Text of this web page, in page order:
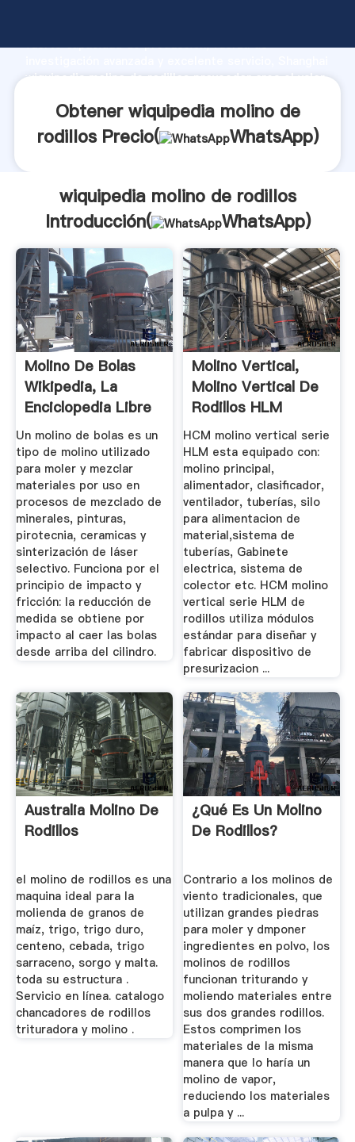
fuerte capacidad de producción, fuerza de
wiquipedia molino de rodillos proveedor crea el valor
Obtener wiquipedia molino de
rodillos Precio(
WhatsApp)
wiquipedia molino de rodillos
Introducción(
WhatsApp)
Molino De Bolas
Wikipedia, La
Enciclopedia Libre
Un molino de bolas es un
tipo de molino utilizado
para moler y mezclar
materiales por uso en
procesos de mezclado de
minerales, pinturas,
pirotecnia, ceramicas y
sinterización de láser
selectivo. Funciona por el
principio de impacto y
fricción: la reducción de
medida se obtiene por
impacto al caer las bolas
desde arriba del cilindro.
Molino Vertical,
Molino Vertical De
Rodillos HLM
Molino ...
HCM molino vertical serie
HLM esta equipado con:
molino principal,
alimentador, clasificador,
ventilador, tuberías, silo
para alimentacion de
material,sistema de
tuberías, Gabinete
electrica, sistema de
colector etc. HCM molino
vertical serie HLM de
rodillos utiliza módulos
estándar para diseñar y
fabricar dispositivo de
presurizacion ...
Australia Molino De
Rodillos
el molino de rodillos es una
maquina ideal para la
molienda de granos de
maíz, trigo, trigo duro,
centeno, cebada, trigo
sarraceno, sorgo y malta.
toda su estructura .
Servicio en línea. catalogo
chancadores de rodillos
trituradora y molino .
¿Qué Es Un Molino
De Rodillos?
Contrario a los molinos de
viento tradicionales, que
utilizan grandes piedras
para moler y dmponer
ingredientes en polvo, los
molinos de rodillos
funcionan triturando y
moliendo materiales entre
sus dos grandes rodillos.
Estos comprimen los
materiales de la misma
manera que lo haría un
molino de vapor,
reduciendo los materiales
a pulpa y ...